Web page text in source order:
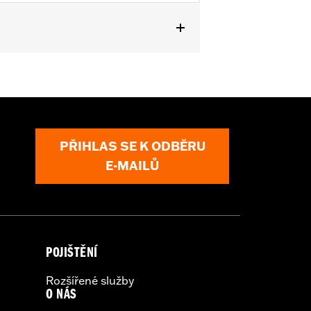
PŘIHLAS SE K ODBĚRU
E-MAILŮ
POJIŠTĚNÍ
Rozšířené služby
O NÁS